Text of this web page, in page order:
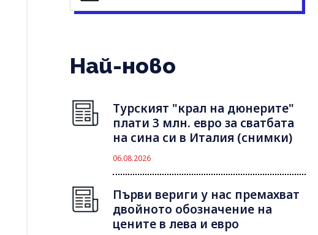
Най-ново
Турският "крал на дюнерите"
плати 3 млн. евро за сватбата
на сина си в Италия (снимки)
06.08.2026
Първи вериги у нас премахват
двойното обозначение на
цените в лева и евро